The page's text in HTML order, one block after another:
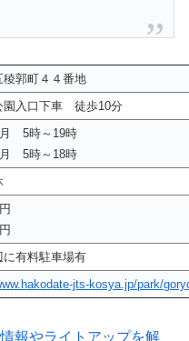
稜郭町４４番地
園入口下車 徒歩10分
5時～19時
月 5時～18時
に有料駐車場有
jts-kosya.jp/park/
報やライトアップを解